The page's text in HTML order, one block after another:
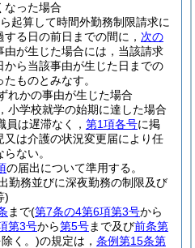
なった場合
起算して時間外勤務制限請求に
る日の前日までの間に， 次の
由が生じた場合には，当該請求
から当該事由が生じた日までの
ものとみなす。
れかの事由が生じた場合
小学校就学の始期に達した場合
員は遅滞なく， 第1項各号に掲
又は介護の状況変更届により任
ない。
の届出について準用する。
勤務並びに深夜勤務の制限及び
)
まで(第7条の4第6項第3号から
第3号から第5号まで及び前条第
除く。)の規定は， 条例第15条第